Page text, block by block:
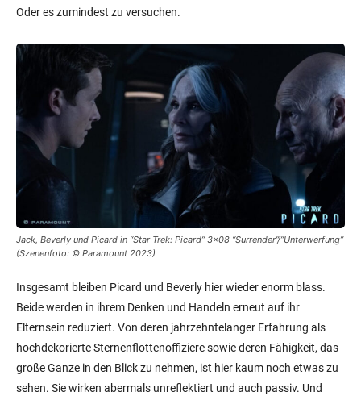
Oder es zumindest zu versuchen.
Jack, Beverly und Picard in “Star Trek: Picard” 3×08 “Surrender”/”Unterwerfung”
(Szenenfoto: © Paramount 2023)
Insgesamt bleiben Picard und Beverly hier wieder enorm blass.
Beide werden in ihrem Denken und Handeln erneut auf ihr
Elternsein reduziert. Von deren jahrzehntelanger Erfahrung als
hochdekorierte Sternenflottenoffiziere sowie deren Fähigkeit, das
große Ganze in den Blick zu nehmen, ist hier kaum noch etwas zu
sehen. Sie wirken abermals unreflektiert und auch passiv. Und